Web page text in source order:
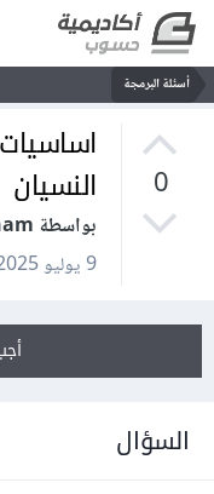
أسئلة البرمجة
0
النسيان
بواسطة Zen Eddin Allaham
9 يوليو 2025
السؤال